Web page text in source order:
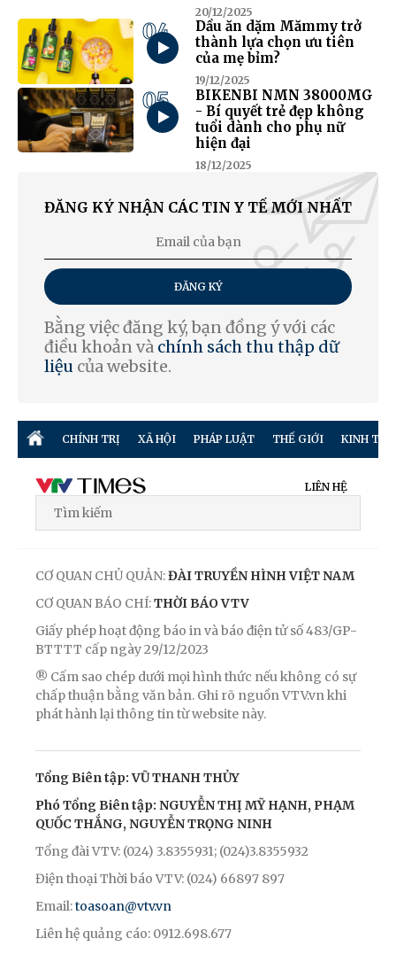
20/12/2025
04
Dầu ăn dặm Mămmy trở
thành lựa chọn ưu tiên
của mẹ bỉm?
19/12/2025
05
BIKENBI NMN 38000MG
- Bí quyết trẻ đẹp không
tuổi dành cho phụ nữ
hiện đại
18/12/2025
ĐĂNG KÝ NHẬN CÁC TIN Y TẾ MỚI NHẤT
ĐĂNG KÝ
Bằng việc đăng ký, bạn đồng ý với các
điều khoản và chính sách thu thập dữ
liệu của website.
CHÍNH TRỊ XÃ HỘI PHÁP LUẬT THẾ GIỚI KINH TẾ
LIÊN HỆ
CƠ QUAN CHỦ QUẢN:ĐÀI TRUYỀN HÌNH VIỆT NAM
CƠ QUAN BÁO CHÍ:THỜI BÁO VTV
Giấy phép hoạt động báo in và báo điện tử số 483/GP-
BTTTT cấp ngày 29/12/2023
® Cấm sao chép dưới mọi hình thức nếu không có sự
chấp thuận bằng văn bản. Ghi rõ nguồn VTV.vn khi
phát hành lại thông tin từ website này.
Tổng Biên tập: VŨ THANH THỦY
Phó Tổng Biên tập: NGUYỄN THỊ MỸ HẠNH, PHẠM
QUỐC THẮNG, NGUYỄN TRỌNG NINH
Tổng đài VTV: (024) 3.8355931; (024)3.8355932
Điện thoại Thời báo VTV: (024) 66897 897
Email:toasoan@vtv.vn
Liên hệ quảng cáo: 0912.698.677